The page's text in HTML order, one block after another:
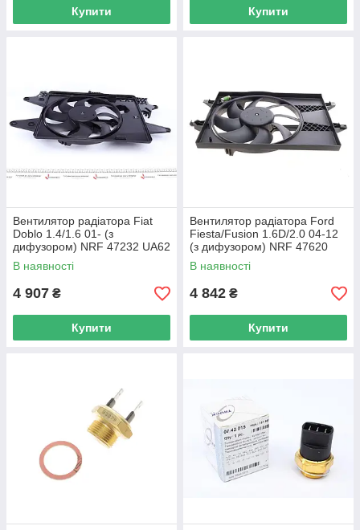
Купити Купити
Вентилятор радіатора Fiat
Doblo 1.4/1.6 01- (з
дифузором) NRF 47232 UA62
В наявності
4 907 ₴
Купити
Вентилятор радіатора Ford
Fiesta/Fusion 1.6D/2.0 04-12
(з дифузором) NRF 47620
UA62
В наявності
4 842 ₴
Купити